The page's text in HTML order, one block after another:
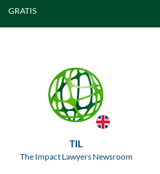
GRATIS
TIL
The Impact Lawyers Newsroom